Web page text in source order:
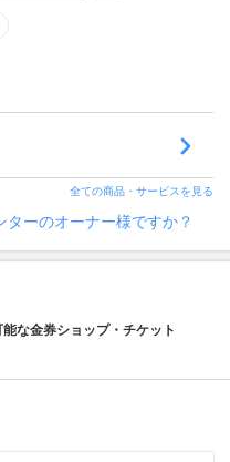
全ての商品・サービスを見る
ーのオーナー様ですか？
な金券ショップ・チケット